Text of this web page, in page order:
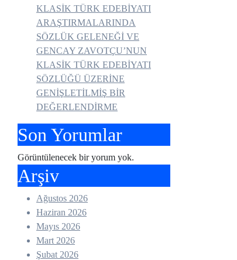
KLASİK TÜRK EDEBİYATI
ARAŞTIRMALARINDA
SÖZLÜK GELENEĞİ VE
GENCAY ZAVOTÇU’NUN
KLASİK TÜRK EDEBİYATI
SÖZLÜĞÜ ÜZERİNE
GENİŞLETİLMİŞ BİR
DEĞERLENDİRME
Son Yorumlar
Görüntülenecek bir yorum yok.
Arşiv
Ağustos 2026
Haziran 2026
Mayıs 2026
Mart 2026
Şubat 2026